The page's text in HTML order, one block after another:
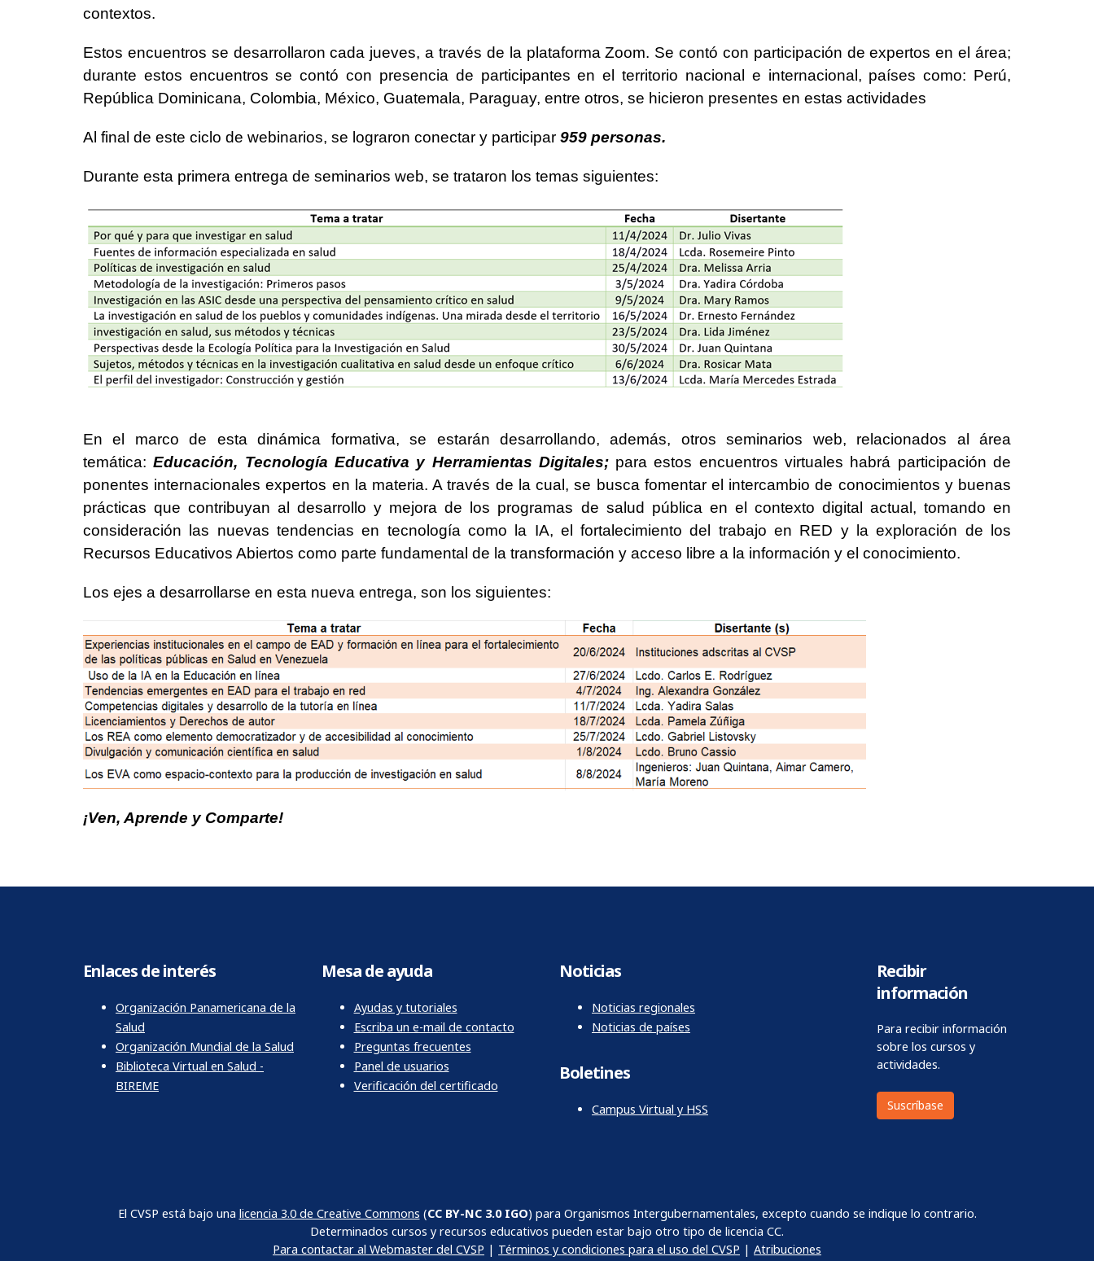
contextos.
Estos encuentros se desarrollaron cada jueves, a través de la plataforma Zoom. Se contó con participación de expertos en el área;
durante estos encuentros se contó con presencia de participantes en el territorio nacional e internacional, países como: Perú,
República Dominicana, Colombia, México, Guatemala, Paraguay, entre otros, se hicieron presentes en estas actividades
Al final de este ciclo de webinarios, se lograron conectar y participar 959 personas.
Durante esta primera entrega de seminarios web, se trataron los temas siguientes:
En el marco de esta dinámica formativa, se estarán desarrollando, además, otros seminarios web, relacionados al área
temática:Educación, Tecnología Educativa y Herramientas Digitales;para estos encuentros virtuales habrá participación de
ponentes internacionales expertos en la materia. A través de la cual, se busca fomentar el intercambio de conocimientos y buenas
prácticas que contribuyan al desarrollo y mejora de los programas de salud pública en el contexto digital actual, tomando en
consideración las nuevas tendencias en tecnología como la IA, el fortalecimiento del trabajo en RED y la exploración de los
Recursos Educativos Abiertos como parte fundamental de la transformación y acceso libre a la información y el conocimiento.
Los ejes a desarrollarse en esta nueva entrega, son los siguientes:
¡Ven, Aprende y Comparte!
Enlaces de interés
Organización Panamericana de la
Salud
Organización Mundial de la Salud
Biblioteca Virtual en Salud -
BIREME
Mesa de ayuda
Ayudas y tutoriales
Escriba un e-mail de contacto
Preguntas frecuentes
Panel de usuarios
Verificación del certificado
Noticias
Noticias regionales
Noticias de países
Boletines
Campus Virtual y HSS
Recibir
información
Para recibir información
sobre los cursos y
actividades.
Suscríbase
El CVSP está bajo una licencia 3.0 de Creative Commons (CC BY-NC 3.0 IGO) para Organismos Intergubernamentales, excepto cuando se indique lo contrario.
Determinados cursos y recursos educativos pueden estar bajo otro tipo de licencia CC.
Para contactar al Webmaster del CVSP | Términos y condiciones para el uso del CVSP | Atribuciones